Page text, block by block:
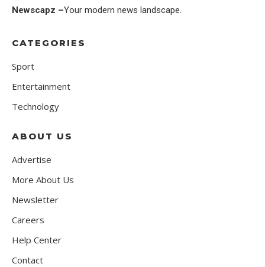
Newscapz –Your modern news landscape.
CATEGORIES
Sport
Entertainment
Technology
ABOUT US
Advertise
More About Us
Newsletter
Careers
Help Center
Contact